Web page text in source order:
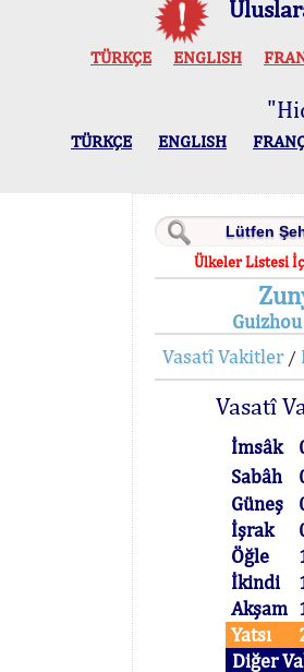
TÜRKÇE ENGLISH
TÜRKÇE ENGLISH
Ülkeler Listesi
Vasatî Vakitler/
Vasatî
İmsâk
Sabâh
Güneş
İşrak
Öğle
İkindi
Akşam
Yatsı
Diğer